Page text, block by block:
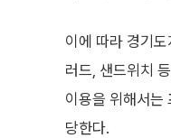
이에 따라 경기
러드, 샌드위치
이용을 위해서
당한다.